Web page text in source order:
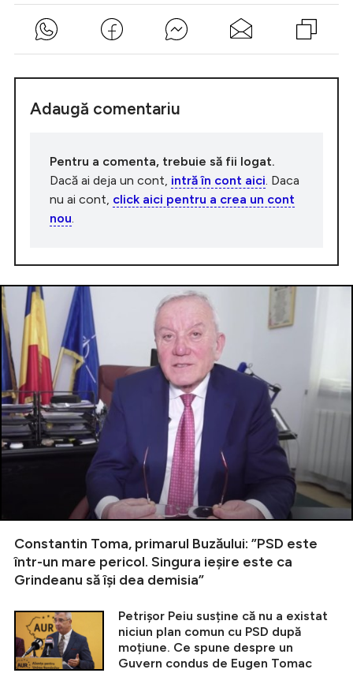
Adaugă comentariu
Pentru a comenta, trebuie să fii logat.
Dacă ai deja un cont, intră în cont aici. Daca
nu ai cont, click aici pentru a crea un cont
nou.
Constantin Toma, primarul Buzăului: ”PSD este
într-un mare pericol. Singura ieșire este ca
Grindeanu să își dea demisia”
Petrișor Peiu susține că nu a existat
niciun plan comun cu PSD după
moțiune. Ce spune despre un
Guvern condus de Eugen Tomac